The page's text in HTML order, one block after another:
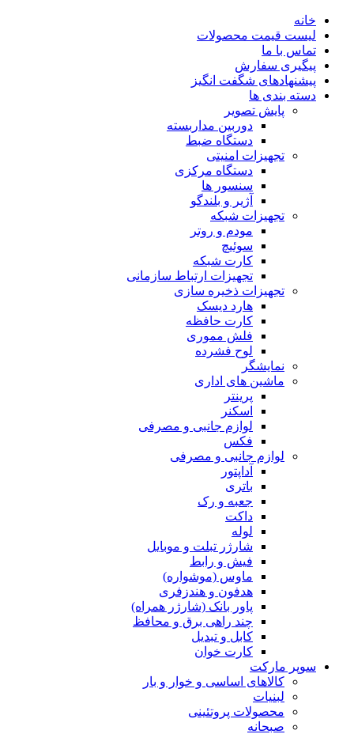
خانه
لیست قیمت محصولات
تماس با ما
پیگیری سفارش
پیشنهادهای شگفت انگیز
دسته بندی ها
پایش تصویر
دوربین مداربسته
دستگاه ضبط
تجهیزات امنیتی
دستگاه مرکزی
سنسور ها
آژیر و بلندگو
تجهیزات شبکه
مودم و روتر
سوئیچ
کارت شبکه
تجهیزات ارتباط سازمانی
تجهیزات ذخیره سازی
هارد دیسک
کارت حافظه
فلش مموری
لوح فشرده
نمایشگر
ماشین های اداری
پرینتر
اسکنر
لوازم جانبی و مصرفی
فکس
لوازم جانبی و مصرفی
آداپتور
باتری
جعبه و رک
داکت
لوله
شارژر تبلت و موبایل
فیش و رابط
ماوس (موشواره)
هدفون و هندزفری
پاور بانک (شارژر همراه)
چند راهی برق و محافظ
کابل و تبدیل
کارت خوان
سوپر مارکت
کالاهای اساسی و خوار و بار
لبنیات
محصولات پروتئینی
صبحانه